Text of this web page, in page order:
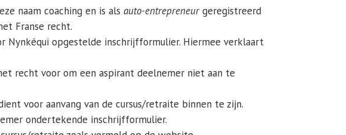
naam coaching en is alsauto-entrepreneurgeregistreerd
Franse recht.
Nynkéqui opgestelde inschrijfformulier. Hiermee verklaart
recht voor om een aspirant deelnemer niet aan te
voor aanvang van de cursus/retraite binnen te zijn.
ondertekende inschrijfformulier.